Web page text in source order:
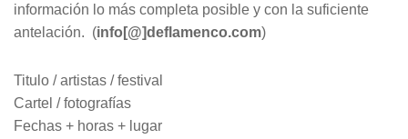
información lo más completa posible y con la suficiente
antelación. (info[@]deflamenco.com)
Titulo / artistas / festival
Cartel / fotografías
Fechas + horas + lugar